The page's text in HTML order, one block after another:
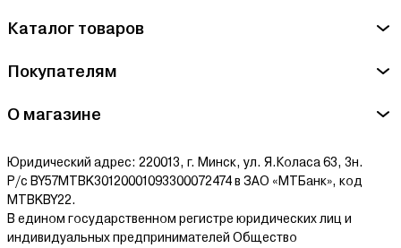
Каталог товаров
Покупателям
О магазине
Юридический адрес: 220013, г. Минск, ул. Я.Коласа 63, 3н.
Р/с BY57MTBK30120001093300072474 в ЗАО «МТБанк», код
MTBKBY22.
В едином государственном регистре юридических лиц и
индивидуальных предпринимателей Общество